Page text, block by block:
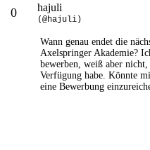
0 hajuli
(@hajuli)
Wann genau endet die
Axelspringer Akademie?
bewerben, weiß aber
Verfügung habe. Könnte
eine Bewerbung